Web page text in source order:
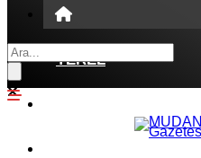
YEREL